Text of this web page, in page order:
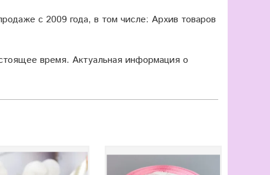
с 2009 года, в том числе: Архив товаров
время. Актуальная информация о